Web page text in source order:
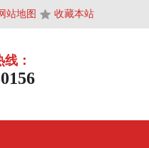
收藏本站
站地图
：